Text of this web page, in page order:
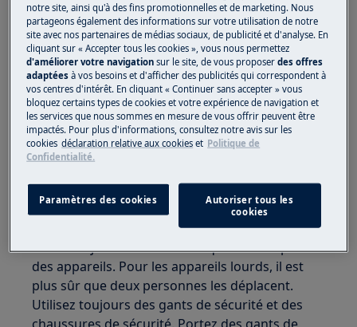
ATTENTION !RISQUE DE BLESSURE
Faites toujours attention lorsque vous déplacez
des appareils. Pour les appareils lourds, il est
plus sûr que deux personnes les déplacent.
Utilisez toujours des gants de sécurité et des
notre site, ainsi qu'à des fins promotionnelles et de marketing. Nous
partageons également des informations sur votre utilisation de notre
site avec nos partenaires de médias sociaux, de publicité et d'analyse. En
cliquant sur « Accepter tous les cookies », vous nous permettez
d'améliorer votre navigation sur le site, de vous proposerdes offres
adaptées à vos besoins et d'afficher des publicités qui correspondent à
vos centres d'intérêt. En cliquant « Continuer sans accepter » vous
bloquez certains types de cookies et votre expérience de navigation et
les services que nous sommes en mesure de vous offrir peuvent être
impactés. Pour plus d'informations, consultez notre avis sur les
cookies déclaration relative aux cookies et Politique de
Confidentialité.
Paramètres des cookies
Autoriser tous les
cookies